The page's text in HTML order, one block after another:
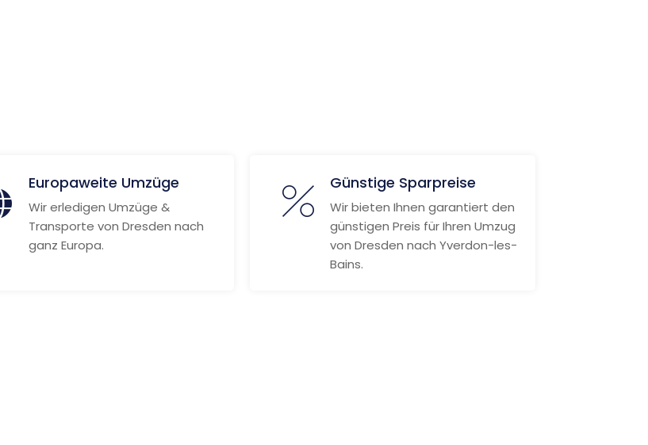
Europaweite Umzüge
Wir erledigen Umzüge &
Transporte von Dresden nach
ganz Europa.
Günstige Sparpreise
Wir bieten Ihnen garantiert den
günstigen Preis für Ihren Umzug
von Dresden nach Yverdon-les-
Bains.